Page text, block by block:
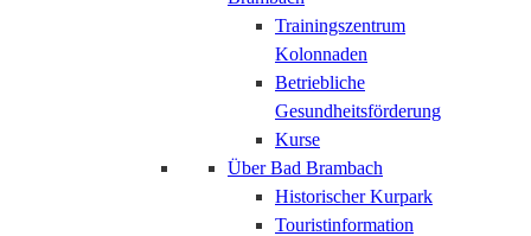
Trainingszentrum
Kolonnaden
Betriebliche
Gesundheitsförderung
Kurse
Über Bad Brambach
Historischer Kurpark
Touristinformation